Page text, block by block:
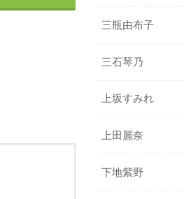
三瓶由布子
三石琴乃
上坂すみれ
上田麗奈
下地紫野